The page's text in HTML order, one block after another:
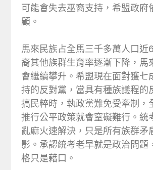
可能會失去巫裔支持，希盟政府
顧。
馬來民族占全馬三千多萬人口近
裔其他族群生育率逐漸下降，馬
會繼續攀升。希盟現在面對獲七
持的反對黨，當具有種族議程的
搞民粹時，執政黨難免受牽制，
推行公平政策就會窒礙難行。統
亂麻火速解決，只是所有族群矛
影。承認統考老早就是政治問題
格只是藉口。